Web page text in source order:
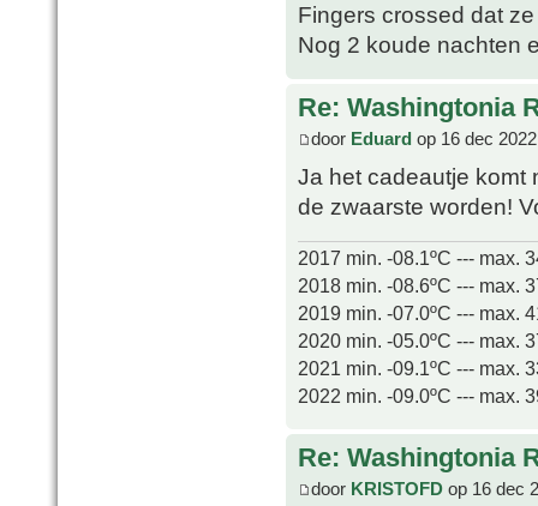
Fingers crossed dat
Nog 2 koude nachten
Re: Washingtonia
door Eduard op 16 dec
Ja het cadeautje komt
de zwaarste worden!
2017 min. -08.1ºC --- max.
2018 min. -08.6ºC --- max.
2019 min. -07.0ºC --- max.
2020 min. -05.0ºC --- max.
2021 min. -09.1ºC --- max.
2022 min. -09.0ºC --- max.
Re: Washingtonia
door KRISTOFD op 16 dec